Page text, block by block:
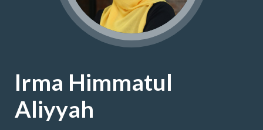
Irma Himmatul
Aliyyah